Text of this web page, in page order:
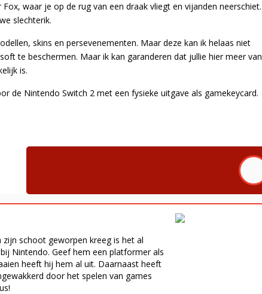
waar je op de rug van een draak vliegt en vijanden neerschiet.
slechterik.
skins en persevenementen. Maar deze kan ik helaas niet
te beschermen. Maar ik kan garanderen dat jullie hier meer van
is.
de Nintendo Switch 2 met een fysieke uitgave als gamekeycard.
schoot geworpen kreeg is het al
Nintendo. Geef hem een platformer als
heeft hij hem al uit. Daarnaast heeft
door het spelen van games